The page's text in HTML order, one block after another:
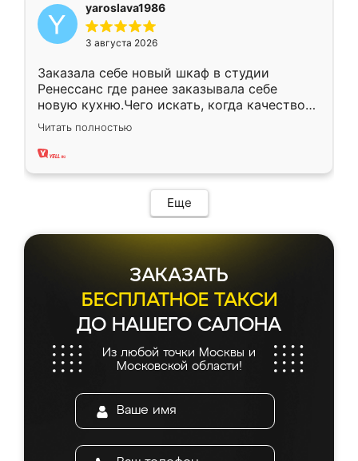
yaroslava1986
3 августа 2026
Заказала себе новый шкаф в студии
Ренессанс где ранее заказывала себе
новую кухню.Чего искать, когда качеством
вполне довольна. Служит кухня уже почти
два года, нареканий нет.
Читать полностью
Еще
ЗАКАЗАТЬ
БЕСПЛАТНОЕ ТАКСИ
ДО НАШЕГО САЛОНА
Из любой точки Москвы и
Московской области!